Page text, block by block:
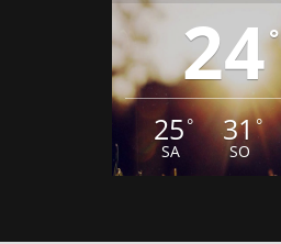
25 ° 31°
SO